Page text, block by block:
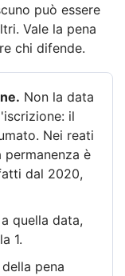
può essere
Vale la pena
chi difende.
Non la data
il
Nei reati
è
dal 2020,
quella data,
1.
della pena